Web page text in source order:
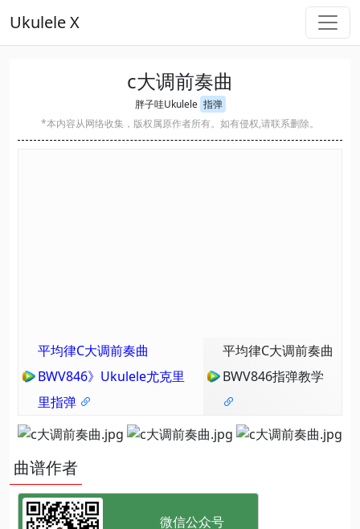
Ukulele X
c大调前奏曲
胖子哇Ukulele 指弹
*本内容从网络收集，版权属原作者所有。如有侵权,请联系删除。
平均律C大调前奏曲
BWV846》Ukulele尤克里
里指弹
平均律C大调前奏曲
BWV846指弹教学
曲谱作者